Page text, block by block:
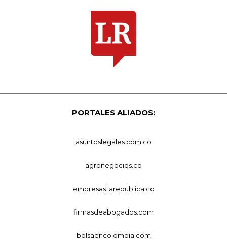
PORTALES ALIADOS:
asuntoslegales.com.co
agronegocios.co
empresas.larepublica.co
firmasdeabogados.com
bolsaencolombia.com